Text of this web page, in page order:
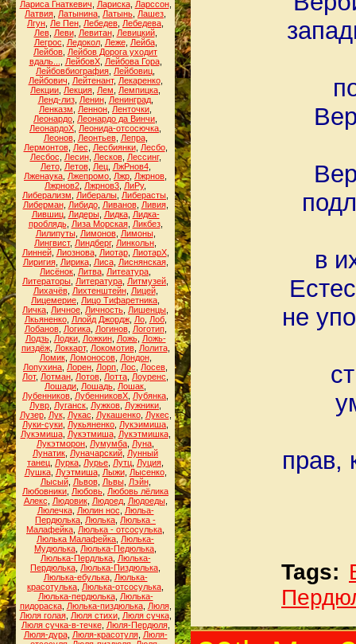
Лариса Гнаткевич
Лариска, Ларссон,
Латвия Латынина Латынь Лашез
Лгун Ле Пен Лебедев Лебедева
Лев, Леви, Левитан, Левицкий,
Легрос
Ледокол, Леже, Лейба,
Лейбов Лейбов Дорога уходит
вдаль...
ЛейбовХ, Лейбова Гора,
Лейбовбиография Лейбовиц
Лейбович
Лейтенант, Лекаренко,
Лекции Лекция Лем Лемпицка
Ленд-лиз, Ленин, Ленинград,
Ленказм
Леннон Ленточки
Леонардо Леонардо да Винчи
ЛеонардоХ Леонида-отсосючка
Леонов, Леонтьев, Лепра,
Лермонтов, Лес Лесбиянки, Лесбо,
Лесбос
Лесин, Лесков, Лессинг,
Лето, Летов, Лец, ЛжРнов4,
Лженаука Лжепромо Лжр Лжрнов
Лжрнов2 Лжрнов3 ЛиРу,
Либерализм
Либералы Либерасты
Либерман, Либидо, Ливанов, Ливия,
Лившиц, Лидеры, Лидка, Лидка-
проблядь, Лиза Морская, Ликбез,
Лилипуты, Лимонов, Лимоны,
Лингвист, Линдберг, Линкольн
Линней, Лиознова, Лиотар, ЛиотарХ,
Лиригия, Лирика, Лиса, Лиснянская,
Лисёнок Литва Литеатура
Литераторы Литература Литмузей
Лихачёв, Лихтенштейн, Лицей,
Лицемерие Лицо Тифаретника
Личка Личное Личность Лишенцы
Лкьяненко, Ллойд Джордж, Ло, Лоб,
Лобанов, Логика, Логинов, Логотип,
Лодзь, Лодки, Ложкин, Ложь, Ложь-
пиздёж, Локкарт, Локомотив, Лолита,
Ломик, Ломоносов, Лондон,
Лопухина Лорен Лорп Лос Лосев
Лот, Лотман Лотов Лотта Лоуренс
Лошади Лошадь Лошак
Лубенников ЛубенниковХ Лубянка
Лувр Луганск Лужков Лужники
Лузер, Лук, Лукас Лукашенко, Лукес
Луки-суки Лукьяненко Лукэимиша
Лукэмиша, Лукэтмиша, Лукэтмишка,
Лукэтморон Лумумба Луна
Лунатик Луначарский Лунный
танец Лурка Лурье Лутц Луция
Лушка, Луэтмиша, Лыжи, Лысенко,
Лысый, Львов, Львы, Лэйн,
Любовники Любовь Любовь лёлика
Алекс
Людовик, Людоед, Людоеды,
Люлечка, Люлин нос
Люльа-
Пердюлька Люлька Люлька -
Малафейка Люлька - отсосулька
Люлька Малафейка Люлька-
Мудюлька Люлька-Педюлька
Люлька-Пердлька, Люлька-
Пердюлька Люлька-Пиздюлька
Люлька-ебулька, Люлька-
красотулька Люлька-отсосулька
Люлька-пердюлька, Люлька-
пидораска, Люлька-пиздюлька, Люля,
Люля голая, Люля стихи, Люля сучка,
Люля сучка-в-течке, Люля-Пердюля,
Люля-дура, Люля-красотуля, Люля-
в
не
прав,
Tags: